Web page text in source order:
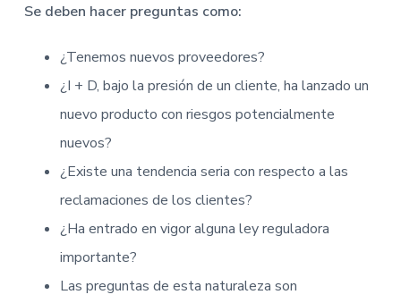
Se deben hacer preguntas como:
¿Tenemos nuevos proveedores?
¿I + D, bajo la presión de un cliente, ha lanzado un
nuevo producto con riesgos potencialmente
nuevos?
¿Existe una tendencia seria con respecto a las
reclamaciones de los clientes?
¿Ha entrado en vigor alguna ley reguladora
importante?
Las preguntas de esta naturaleza son